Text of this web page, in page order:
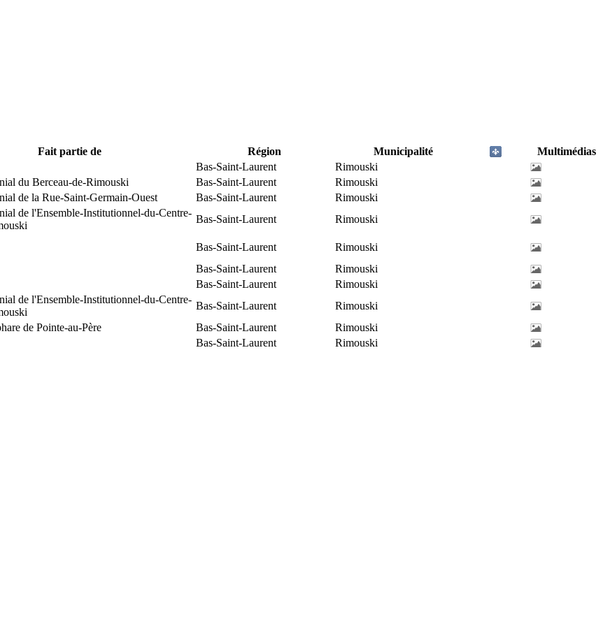
Fait partie de Région Municipalité
Multimédias
Bas-Saint-Laurent
Rimouski
du Berceau-de-Rimouski Bas-Saint-Laurent
Rimouski
de la Rue-Saint-Germain-Ouest Bas-Saint-Laurent
Rimouski
de l'Ensemble-Institutionnel-du-Centre-
Bas-Saint-Laurent
Rimouski
Bas-Saint-Laurent
Rimouski
Bas-Saint-Laurent
Rimouski
Bas-Saint-Laurent
Rimouski
de l'Ensemble-Institutionnel-du-Centre-
Bas-Saint-Laurent
Rimouski
de Pointe-au-Père Bas-Saint-Laurent
Rimouski
Bas-Saint-Laurent Rimouski